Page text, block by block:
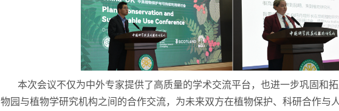
本次会议不仅为中外专家提供了高质量的学术交流平台，也进一步巩固和
物园与植物学研究机构之间的合作交流，为未来双方在植物保护、科研合作与